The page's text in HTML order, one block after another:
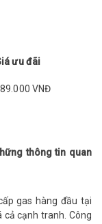
ưu đãi
VNĐ
thông tin quan
gas hàng đầu tại
cả cạnh tranh. Công